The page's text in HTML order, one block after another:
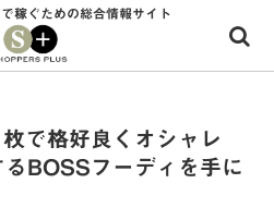
稼ぐための総合情報サイト
で格好良くオシャレ
BOSSフーディを手に